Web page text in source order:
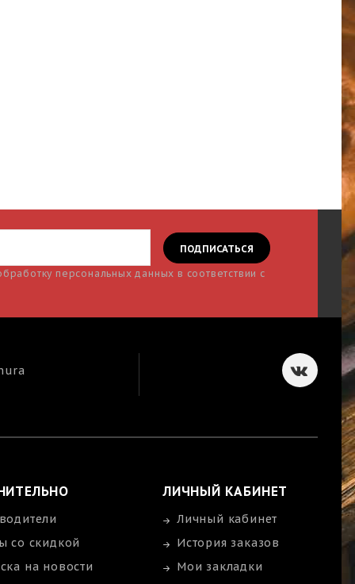
персональных данных в соответствии с
со скидкой
на новости
ЛИЧНЫЙ КАБИНЕТ
Личный кабинет
История заказов
Мои закладки